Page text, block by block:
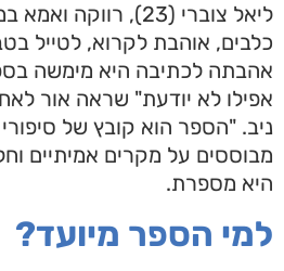
ליאל צוברי (23),
כלבים, אוהבת לקרוא, לטייל
אהבתה לכתיבה היא מימשה
אפילו לא יודעת" שראה אור
ניב. "הספר הוא קובץ של
מבוססים על מקרים אמיתיים
היא מספרת.
למי הספר מיועד?